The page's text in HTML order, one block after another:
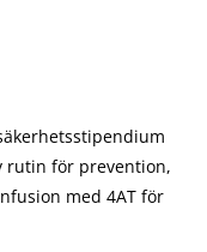
rutin för prevention,
med 4AT för